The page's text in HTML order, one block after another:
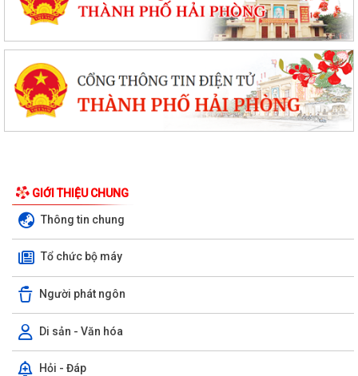
GIỚI THIỆU CHUNG
Thông tin chung
Tổ chức bộ máy
Người phát ngôn
Di sản - Văn hóa
Hỏi - Đáp